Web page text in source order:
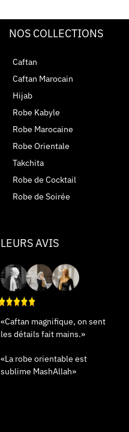
NOS COLLECTIONS
Caftan
Caftan Marocain
Hijab
Robe Kabyle
Robe Marocaine
Robe Orientale
Takchita
Robe de Cocktail
Robe de Soirée
LEURS AVIS
«Caftan magnifique, on sent
les détails fait mains.»
«La robe orientable est
sublime MashAllah»